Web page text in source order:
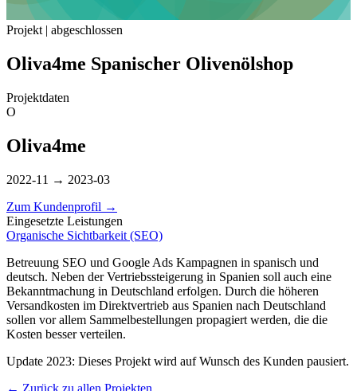
Projekt | abgeschlossen
Oliva4me Spanischer Olivenölshop
Projektdaten
O
Oliva4me
2022-11 → 2023-03
Zum Kundenprofil →
Eingesetzte Leistungen
Organische Sichtbarkeit (SEO)
Betreuung SEO und Google Ads Kampagnen in spanisch und
deutsch. Neben der Vertriebssteigerung in Spanien soll auch eine
Bekanntmachung in Deutschland erfolgen. Durch die höheren
Versandkosten im Direktvertrieb aus Spanien nach Deutschland
sollen vor allem Sammelbestellungen propagiert werden, die die
Kosten besser verteilen.
Update 2023: Dieses Projekt wird auf Wunsch des Kunden pausiert.
← Zurück zu allen Projekten